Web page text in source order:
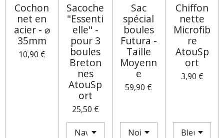
Cochon
net en
acier - ⌀
35mm
10,90 €
Sacoche
"Essenti
elle" -
pour 3
boules
Breton
nes
AtouSp
ort
25,50 €
Sac
spécial
boules
Futura -
Taille
Moyenn
e
59,90 €
Chiffon
nette
Microfib
re
AtouSp
ort
3,90 €